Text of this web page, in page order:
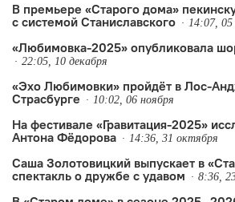
В премьере «Старого дома»
с системой Станиславского
14:07, 05
«Любимовка-2025» опубликовала
22:05, 10 декабря
«Эхо Любимовки» пройдёт в Лос-
Страсбурге
10:02, 06 ноября
На фестивале «Гравитация-2025»
Антона Фёдорова
14:36, 31 октября
Саша Золотовицкий выпускает в
спектакль о дружбе с удавом
8:36,